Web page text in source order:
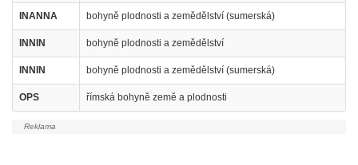
INANNA bohyně plodnosti a zemědělství (sumerská)
INNIN bohyně plodnosti a zemědělství
INNIN bohyně plodnosti a zemědělství (sumerská)
OPS římská bohyně země a plodnosti